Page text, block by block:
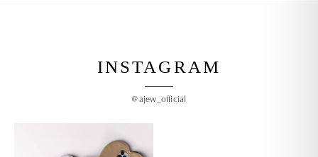
INSTAGRAM
@ajew_official